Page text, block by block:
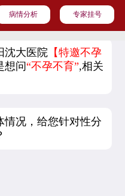
病情分析 专家挂号
沈大医院 【特邀不孕
想问“不孕不育”,相关
情况，给您针对性分